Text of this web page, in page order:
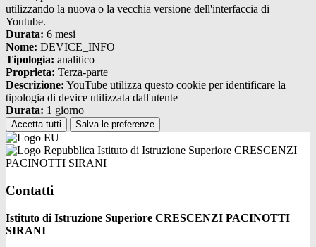
utilizzando la nuova o la vecchia versione dell'interfaccia di
Youtube.
Durata: 6 mesi
Nome: DEVICE_INFO
Tipologia: analitico
Proprieta: Terza-parte
Descrizione: YouTube utilizza questo cookie per identificare la
tipologia di device utilizzata dall'utente
Durata: 1 giorno
Accetta tutti Salva le preferenze
Istituto di Istruzione Superiore CRESCENZI
PACINOTTI SIRANI
Contatti
Istituto di Istruzione Superiore CRESCENZI PACINOTTI
SIRANI